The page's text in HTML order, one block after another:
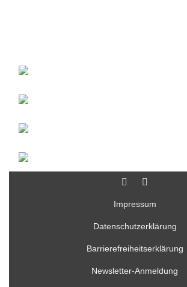
Impressum
Datenschutzerklärung
Barrierefreiheitserklärung
Newsletter-Anmeldung